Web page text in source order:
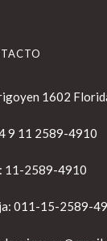
1602
9 11 2589-4910
11-2589-4910
011-15-2589-